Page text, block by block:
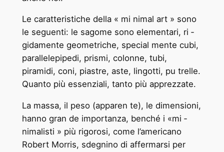
Le caratteristiche della « mi ­nimal art » sono
le seguenti: le sagome sono elementari, ri ­
gidamente geometriche, special ­mente cubi,
parallelepipedi, prismi, colonne, tubi,
piramidi, coni, piastre, aste, lingotti, pu ­trelle.
Quanto più essenziali, tanto più apprezzate.
La massa, il peso (apparen ­te), le dimensioni,
hanno gran ­de importanza, benché i «mi ­
nimalisti » più rigorosi, come l’americano
Robert Morris, sdegnino di affermarsi per